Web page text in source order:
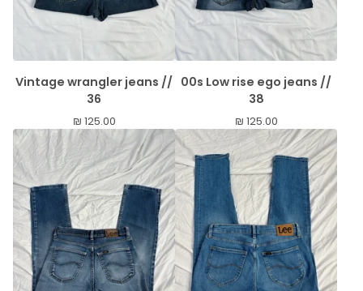
Vintage wrangler jeans //
36
₪ 125.00
00s Low rise ego jeans //
38
₪ 125.00